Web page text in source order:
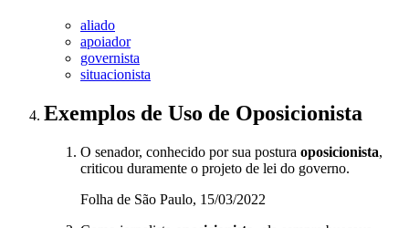
aliado
apoiador
governista
situacionista
Exemplos de Uso de Oposicionista
O senador, conhecido por sua postura oposicionista,
criticou duramente o projeto de lei do governo.
Folha de São Paulo, 15/03/2022